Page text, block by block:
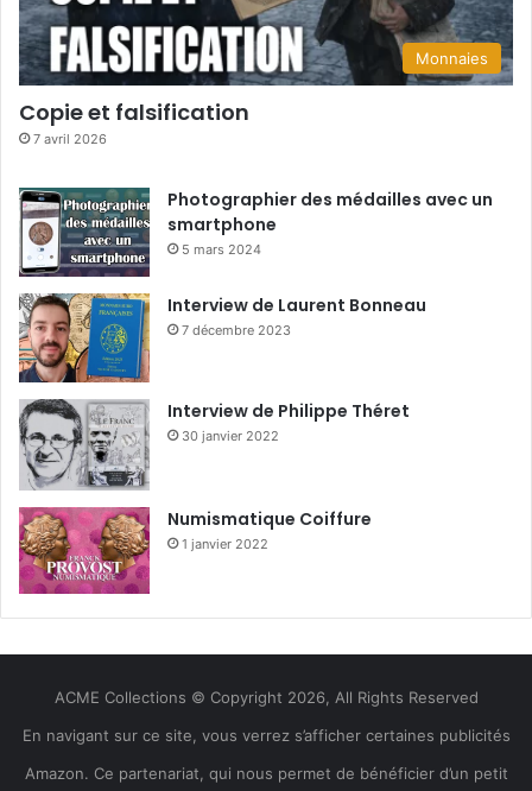
Monnaies
Copie et falsification
7 avril 2026
Photographier des médailles avec un
smartphone
5 mars 2024
Interview de Laurent Bonneau
7 décembre 2023
Interview de Philippe Théret
30 janvier 2022
Numismatique Coiffure
1 janvier 2022
ACME Collections © Copyright 2026, All Rights Reserved
En navigant sur ce site, vous verrez s’afficher certaines publicités
Amazon. Ce partenariat, qui nous permet de bénéficier d’un petit